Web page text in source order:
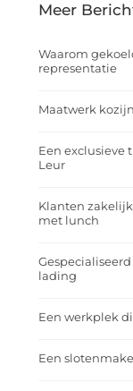
Meer
Waarom
representatie
Maatwerk
Een exclusieve
Leur
Klanten
met lunch
lading
Een werkplek
Een